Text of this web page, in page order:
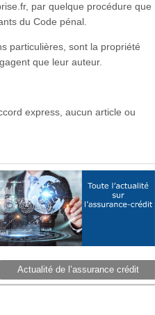
par quelque procédure que
du Code pénal.
particulières, sont la propriété
que leur auteur.
express, aucun article ou
Actualité de l’assurance crédit